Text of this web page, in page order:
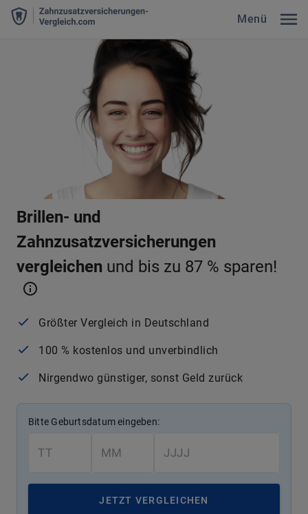
Menü
Brillen- und
Zahnzusatzversicherungen
vergleichen und bis zu 87 % sparen!
Größter Vergleich in Deutschland
100 % kostenlos und unverbindlich
Nirgendwo günstiger, sonst Geld zurück
Bitte Geburtsdatum eingeben:
JETZT VERGLEICHEN